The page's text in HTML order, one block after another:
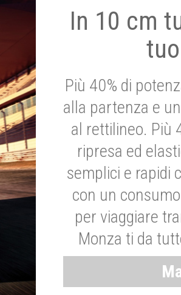
In 10 cm
Più 40% di
alla partenza e
al rettilineo. Più
ripresa ed
semplici e rapidi
con un
per viaggiare
Monza ti da